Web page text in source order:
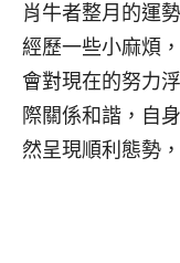
肖牛者整月的運
經歷一些小麻煩
會對現在的努力
際關係和諧，自
然呈現順利態勢